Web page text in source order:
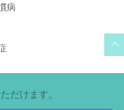
病
だけます。